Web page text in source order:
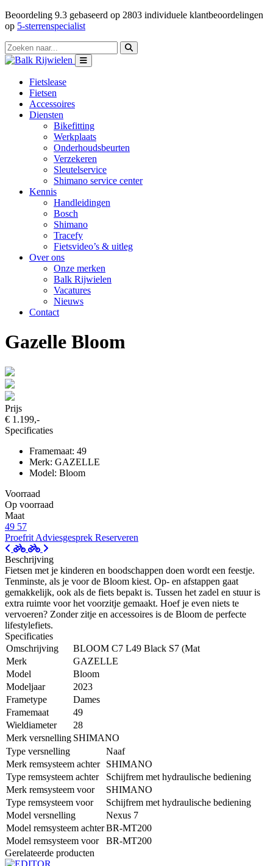
Beoordeling 9.3 gebaseerd op 2803 individuele klantbeoordelingen
op 5-sterrenspecialist
Fietslease
Fietsen
Accessoires
Diensten
Bikefitting
Werkplaats
Onderhoudsbeurten
Verzekeren
Sleutelservice
Shimano service center
Kennis
Handleidingen
Bosch
Shimano
Tracefy
Fietsvideo’s & uitleg
Over ons
Onze merken
Balk Rijwielen
Vacatures
Nieuws
Contact
Gazelle Bloom
Prijs
€ 1.199,-
Specificaties
Framemaat: 49
Merk: GAZELLE
Model: Bloom
Voorraad
Op voorraad
Maat
49 57
Proefrit Adviesgesprek Reserveren
Beschrijving
Fietsen met je kinderen en boodschappen doen wordt een feestje.
Tenminste, als je voor de Bloom kiest. Op- en afstappen gaat
gemakkelijk, ook als de fiets bepakt is. Tussen het zadel en stuur is
extra ruimte voor het voorzitje gemaakt. Hoef je even niets te
vervoeren? Zonder zitje en accessoires is de Bloom de perfecte
lifestylefiets.
Specificaties
Omschrijving
BLOOM C7 L49 Black S7 (Mat
Merk
GAZELLE
Model
Bloom
Modeljaar
2023
Frametype
Dames
Framemaat
49
Wieldiameter
28
Merk versnelling SHIMANO
Type versnelling
Naaf
Merk remsysteem achter
SHIMANO
Type remsysteem achter
Schijfrem met hydraulische bediening
Merk remsysteem voor
SHIMANO
Type remsysteem voor
Schijfrem met hydraulische bediening
Model versnelling
Nexus 7
Model remsysteem achterBR-MT200
Model remsysteem voor
BR-MT200
Gerelateerde producten